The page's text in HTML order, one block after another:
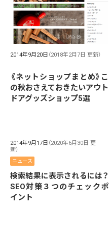
2014年9月20日 （2018年2月7日 更新）
《ネットショップまとめ》こ
の秋おさえておきたいアウト
ドアグッズショップ5選
2014年9月17日 （2020年6月30日 更
新）
ニュース
検索結果に表示されるには？
SEO対策３つのチェックポ
イント